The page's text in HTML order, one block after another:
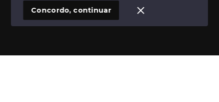
SITE PARA IMOBILIARIA
Concordo, continuar